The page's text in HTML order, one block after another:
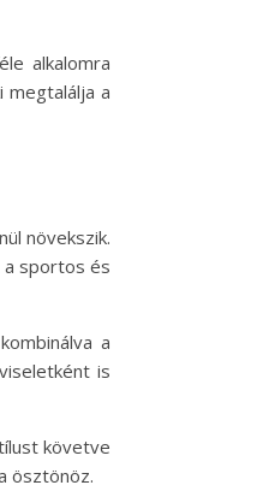
alkalomra
megtalálja a
növekszik.
a sportos és
a
is
követve
ösztönöz.